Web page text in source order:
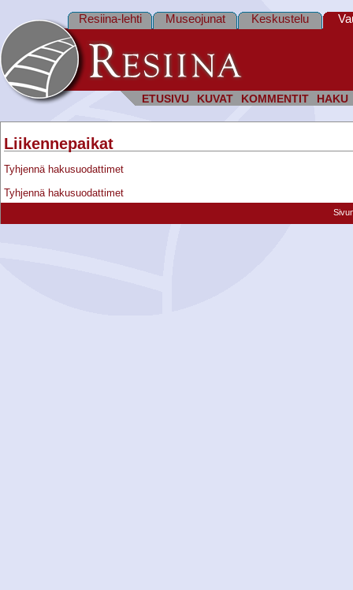
ETUSIVU KUVAT KOMMENTIT HAKU
Resiina-lehti Museojunat Keskustelu
Liikennepaikat
Tyhjennä hakusuodattimet
Tyhjennä hakusuodattimet